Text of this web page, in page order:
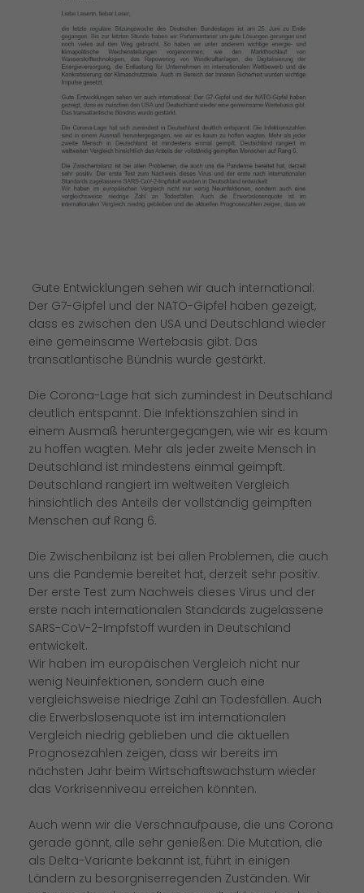
Gute Entwicklungen sehen wir auch international:
Der G7-Gipfel und der NATO-Gipfel haben gezeigt,
dass es zwischen den USA und Deutschland wieder
eine gemeinsame Wertebasis gibt. Das
transatlantische Bündnis wurde gestärkt.
Die Corona-Lage hat sich zumindest in Deutschland
deutlich entspannt. Die Infektionszahlen sind in
einem Ausmaß heruntergegangen, wie wir es kaum
zu hoffen wagten. Mehr als jeder zweite Mensch in
Deutschland ist mindestens einmal geimpft.
Deutschland rangiert im weltweiten Vergleich
hinsichtlich des Anteils der vollständig geimpften
Menschen auf Rang 6.
Die Zwischenbilanz ist bei allen Problemen, die auch
uns die Pandemie bereitet hat, derzeit sehr positiv.
Der erste Test zum Nachweis dieses Virus und der
erste nach internationalen Standards zugelassene
SARS-CoV-2-Impfstoff wurden in Deutschland
entwickelt.
Wir haben im europäischen Vergleich nicht nur
wenig Neuinfektionen, sondern auch eine
vergleichsweise niedrige Zahl an Todesfällen. Auch
die Erwerbslosenquote ist im internationalen
Vergleich niedrig geblieben und die aktuellen
Prognosezahlen zeigen, dass wir bereits im
nächsten Jahr beim Wirtschaftswachstum wieder
das Vorkrisenniveau erreichen könnten.
Auch wenn wir die Verschnaufpause, die uns Corona
gerade gönnt, alle sehr genießen: Die Mutation, die
als Delta-Variante bekannt ist, führt in einigen
Ländern zu besorgniserregenden Zuständen. Wir